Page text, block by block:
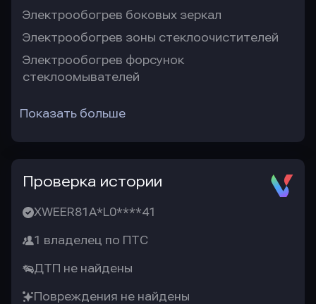
Электрообогрев боковых зеркал
Электрообогрев зоны стеклоочистителей
Электрообогрев форсунок
стеклоомывателей
Показать больше
Проверка истории
XWEER81A*L0****41
1 владелец по ПТС
ДТП не найдены
Повреждения не найдены